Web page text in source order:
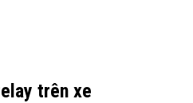
trên xe